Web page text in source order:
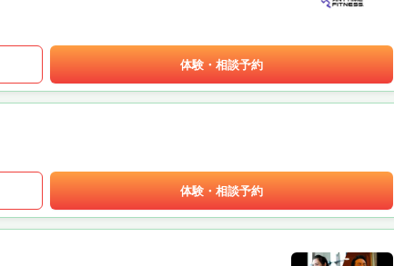
体験・相談予約
体験・相談予約